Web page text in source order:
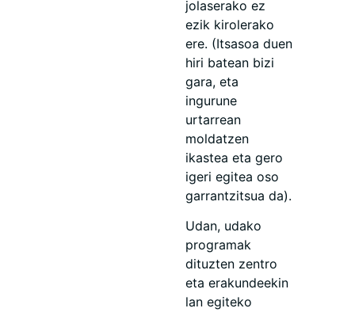
jolaserako ez
ezik kirolerako
ere. (Itsasoa duen
hiri batean bizi
gara, eta
ingurune
urtarrean
moldatzen
ikastea eta gero
igeri egitea oso
garrantzitsua da).
Udan, udako
programak
dituzten zentro
eta erakundeekin
lan egiteko